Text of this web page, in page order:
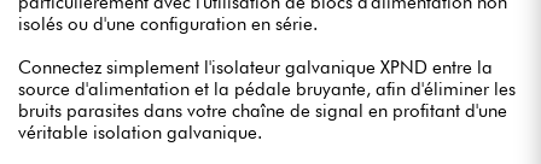
isolés ou d'une configuration en série.
Connectez simplement l'isolateur galvanique XPND entre la
source d'alimentation et la pédale bruyante, afin d'éliminer les
bruits parasites dans votre chaîne de signal en profitant d'une
véritable isolation galvanique.